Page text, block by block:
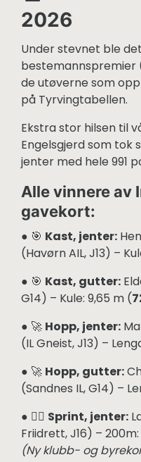
2026
Under stevnet ble
de utøverne som
på Tyrvingtabellen.
Ekstra stor hilsen til
Engelsgjerd som tok
jenter med hele 991
Alle vinnere av
gavekort:
● 🎯 Kast, jenter:
(Havørn AIL, J13) –
● 🎯 Kast, gutter:
G14) – Kule: 9,65 m (
● 🚀 Hopp, jenter:
(IL Gneist, J13) –
● 🚀 Hopp, gutter:
(Sandnes IL, G14) –
● 🏃‍♀️ Sprint, jenter:
Friidrett, J16) –
(Ny klubb- og